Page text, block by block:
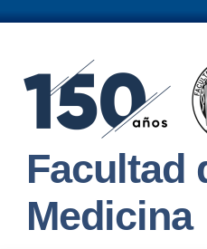
Facultad
Medicina